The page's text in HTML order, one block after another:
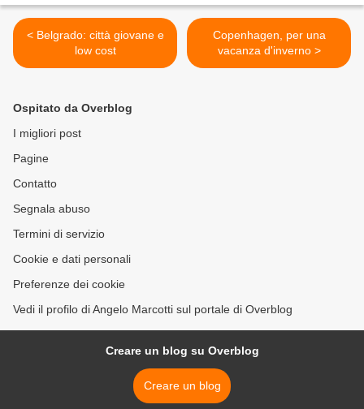
< Belgrado: città giovane e
low cost
Copenhagen, per una
vacanza d'inverno >
Ospitato da Overblog
I migliori post
Pagine
Contatto
Segnala abuso
Termini di servizio
Cookie e dati personali
Preferenze dei cookie
Vedi il profilo di Angelo Marcotti sul portale di Overblog
Creare un blog su Overblog
Creare un blog